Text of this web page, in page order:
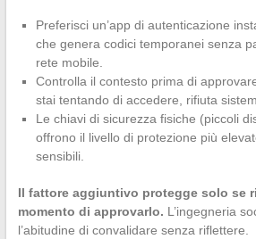
Preferisci un’app di autenticazione
che genera codici temporanei senza
rete mobile.
Controlla il contesto prima di
stai tentando di accedere, rifiuta
Le chiavi di sicurezza fisiche (piccoli
offrono il livello di protezione più
sensibili.
Il fattore aggiuntivo protegge solo se
momento di approvarlo. L’ingegneria
l’abitudine di convalidare senza riflettere.